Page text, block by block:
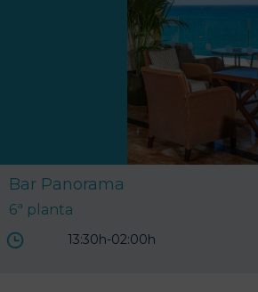
Bar Panorama
6ª planta
13:30h-02:00h